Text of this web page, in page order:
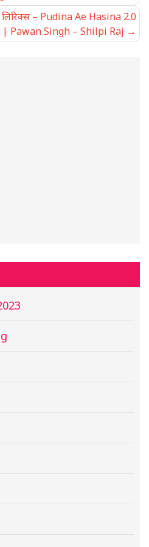
लिरिक्स – Pudina Ae Hasina 2.0
| Pawan Singh – Shilpi Raj